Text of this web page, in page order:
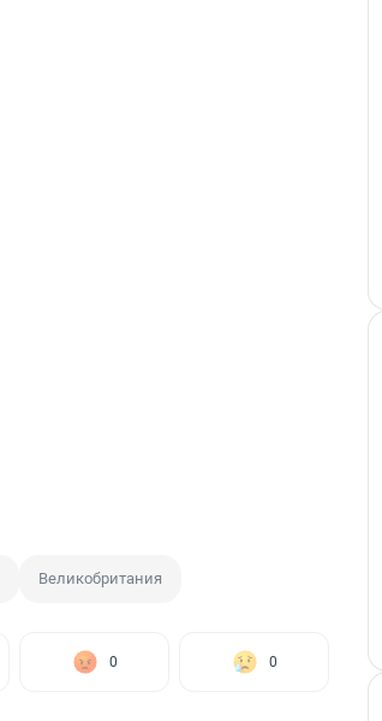
Великобритания
0 0